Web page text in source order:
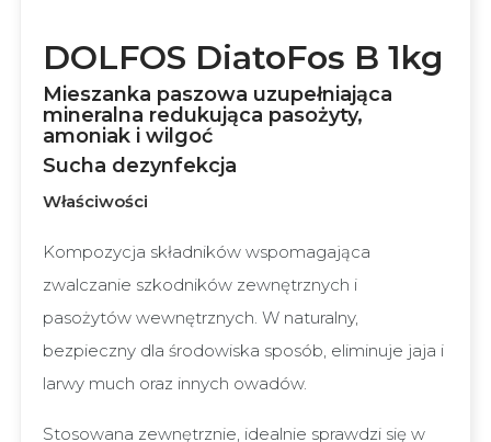
DOLFOS DiatoFos B 1kg
Mieszanka paszowa uzupełniająca
mineralna redukująca pasożyty,
amoniak i wilgoć
Sucha dezynfekcja
Właściwości
Kompozycja składników wspomagająca
zwalczanie szkodników zewnętrznych i
pasożytów wewnętrznych. W naturalny,
bezpieczny dla środowiska sposób, eliminuje jaja i
larwy much oraz innych owadów.
Stosowana zewnętrznie, idealnie sprawdzi się w